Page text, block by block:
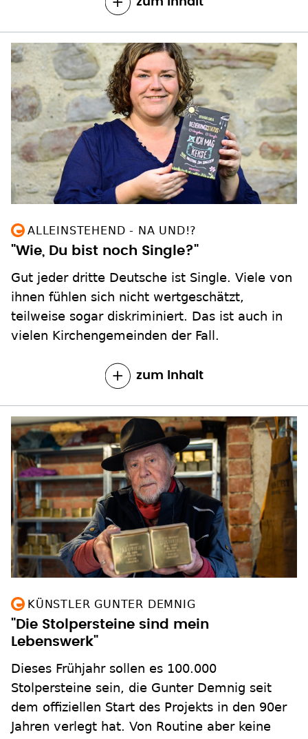
ALLEINSTEHEND - NA UND!?
"Wie, Du bist noch Single?"
Gut jeder dritte Deutsche ist Single. Viele von
ihnen fühlen sich nicht wertgeschätzt,
teilweise sogar diskriminiert. Das ist auch in
vielen Kirchengemeinden der Fall.
zum Inhalt
KÜNSTLER GUNTER DEMNIG
"Die Stolpersteine sind mein
Lebenswerk"
Dieses Frühjahr sollen es 100.000
Stolpersteine sein, die Gunter Demnig seit
dem offiziellen Start des Projekts in den 90er
Jahren verlegt hat. Von Routine aber keine